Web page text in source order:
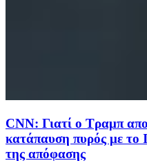
CNN: Γιατί ο Τραμπ
κατάπαυση πυρός με το
της απόφασης